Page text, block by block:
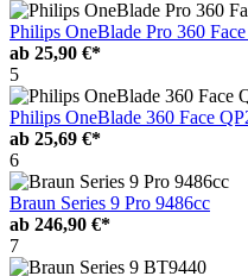
Philips OneBlade Pro 360
ab 25,90 €*
5
Philips OneBlade 360 Face
ab 25,69 €*
6
Braun Series 9 Pro 9486cc
ab 246,90 €*
7